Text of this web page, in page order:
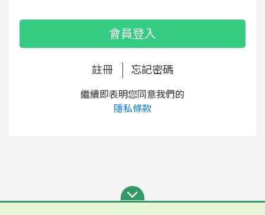
會員登入
註冊 忘記密碼
繼續即表明您同意我們的
隱私條款